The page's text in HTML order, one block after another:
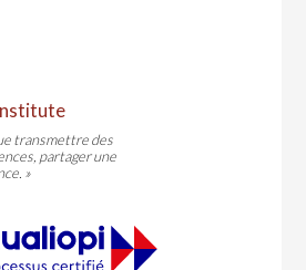
transmettre des
partager une
»